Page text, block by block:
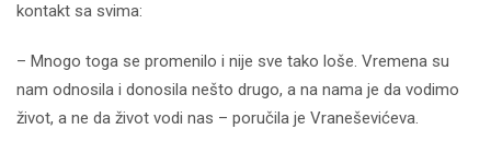
kontakt sa svima:
– Mnogo toga se promenilo i nije sve tako loše. Vremena su
nam odnosila i donosila nešto drugo, a na nama je da vodimo
život, a ne da život vodi nas – poručila je Vraneševićeva.